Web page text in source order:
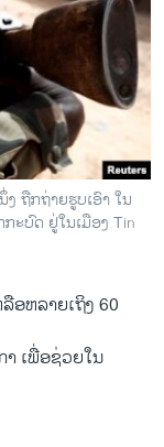
ຖືກຖ່າຍຮູບເອົາ ໃນ
ະບົດ ຢູ່ໃນເມືອງ Tin
ອ​ຫລາຍ​ເຖິງ 60
ເພື່ອຊ່ວຍໃນ​